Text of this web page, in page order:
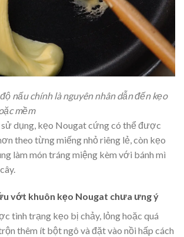
nấu chính là nguyên nhân dẫn đến kẹo
mềm
sử dụng, kẹo Nougat cứng có thể được
theo từng miếng nhỏ riêng lẻ, còn kẹo
làm món tráng miệng kèm với bánh mì
vớt khuôn kẹo Nougat chưa ưng ý
tình trạng kẹo bị chảy, lỏng hoặc quá
thêm ít bột ngô và đặt vào nồi hấp cách